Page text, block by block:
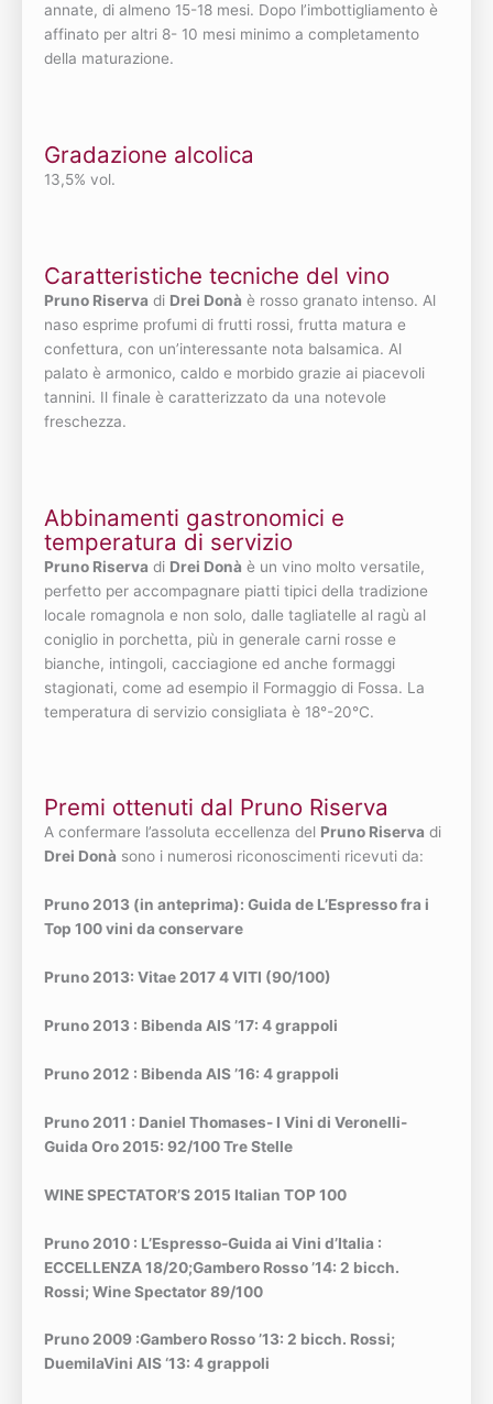
annate, di almeno 15-18 mesi. Dopo l’imbottigliamento è
affinato per altri 8- 10 mesi minimo a completamento
della maturazione.
Gradazione alcolica
13,5% vol.
Caratteristiche tecniche del vino
Pruno Riserva di Drei Donà è rosso granato intenso. Al
naso esprime profumi di frutti rossi, frutta matura e
confettura, con un’interessante nota balsamica. Al
palato è armonico, caldo e morbido grazie ai piacevoli
tannini. Il finale è caratterizzato da una notevole
freschezza.
Abbinamenti gastronomici e
temperatura di servizio
Pruno Riserva di Drei Donà è un vino molto versatile,
perfetto per accompagnare piatti tipici della tradizione
locale romagnola e non solo, dalle tagliatelle al ragù al
coniglio in porchetta, più in generale carni rosse e
bianche, intingoli, cacciagione ed anche formaggi
stagionati, come ad esempio il Formaggio di Fossa. La
temperatura di servizio consigliata è 18°-20°C.
Premi ottenuti dal Pruno Riserva
A confermare l’assoluta eccellenza del Pruno Riserva di
Drei Donà sono i numerosi riconoscimenti ricevuti da:
Pruno 2013 (in anteprima): Guida de L’Espresso fra i
Top 100 vini da conservare
Pruno 2013: Vitae 2017 4 VITI (90/100)
Pruno 2013 : Bibenda AIS ’17: 4 grappoli
Pruno 2012 : Bibenda AIS ’16: 4 grappoli
Pruno 2011 : Daniel Thomases- I Vini di Veronelli-
Guida Oro 2015: 92/100 Tre Stelle
WINE SPECTATOR’S 2015 Italian TOP 100
Pruno 2010 : L’Espresso-Guida ai Vini d’Italia :
ECCELLENZA 18/20;Gambero Rosso ’14: 2 bicch.
Rossi;Wine Spectator 89/100
Pruno 2009 :Gambero Rosso ’13: 2 bicch. Rossi;
DuemilaVini AIS ‘13: 4 grappoli